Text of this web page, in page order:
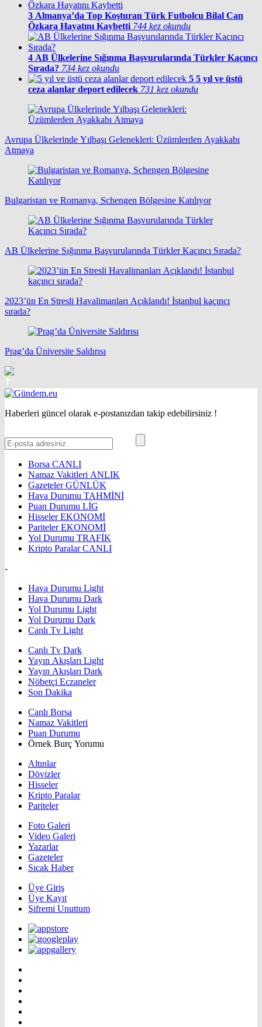
3 Almanya’da Top Koşturan Türk Futbolcu Bilal Can
Özkara Hayatını Kaybetti 744 kez okundu
4 AB Ülkelerine Sığınma Başvurularında Türkler Kaçıncı
Sırada? 734 kez okundu
5 5 yıl ve üstü
ceza alanlar deport edilecek 731 kez okundu
Avrupa Ülkelerinde Yılbaşı Gelenekleri: Üzümlerden Ayakkabı
Atmaya
Bulgaristan ve Romanya, Schengen Bölgesine Katılıyor
AB Ülkelerine Sığınma Başvurularında Türkler Kaçıncı Sırada?
2023’ün En Stresli Havalimanları Açıklandı! İstanbul kaçıncı
sırada?
Prag’da Üniversite Saldırısı
Haberleri güncel olarak e-postanızdan takip edebilirsiniz !
Borsa CANLI
Namaz Vakitleri ANLIK
GazetelerGÜNLÜK
Hava Durumu TAHMİNİ
Puan Durumu LİG
HisselerEKONOMİ
ParitelerEKONOMİ
Yol Durumu TRAFİK
Kripto ParalarCANLI
-
Hava Durumu Light
Hava Durumu Dark
Yol Durumu Light
Yol Durumu Dark
Canlı Tv Light
Canlı Tv Dark
Yayın Akışları Light
Yayın Akışları Dark
Nöbetçi Eczaneler
Son Dakika
Canlı Borsa
Namaz Vakitleri
Puan Durumu
Örnek Burç Yorumu
Altınlar
Dövizler
Hisseler
Kripto Paralar
Pariteler
Foto Galeri
Video Galeri
Yazarlar
Gazeteler
Sıcak Haber
Üye Giriş
Üye Kayıt
Şifremi Unuttum